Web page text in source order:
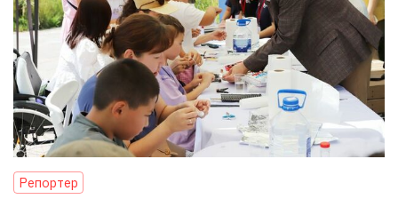
Репортер